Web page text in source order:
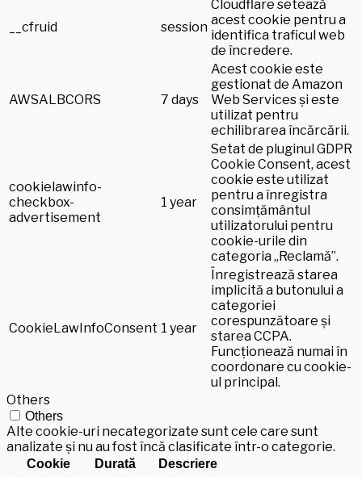
__cfruid session
Cloudflare setează
acest cookie pentru a
identifica traficul web
de încredere.
AWSALBCORS 7 days
Acest cookie este
gestionat de Amazon
Web Services și este
utilizat pentru
echilibrarea încărcării.
cookielawinfo-
checkbox-
advertisement
1 year
Setat de pluginul GDPR
Cookie Consent, acest
cookie este utilizat
pentru a înregistra
consimțământul
utilizatorului pentru
cookie-urile din
categoria „Reclamă”.
CookieLawInfoConsent 1 year
Înregistrează starea
implicită a butonului a
categoriei
corespunzătoare și
starea CCPA.
Funcționează numai în
coordonare cu cookie-
ul principal.
Others
Others
Alte cookie-uri necategorizate sunt cele care sunt
analizate și nu au fost încă clasificate într-o categorie.
Cookie Durată Descriere